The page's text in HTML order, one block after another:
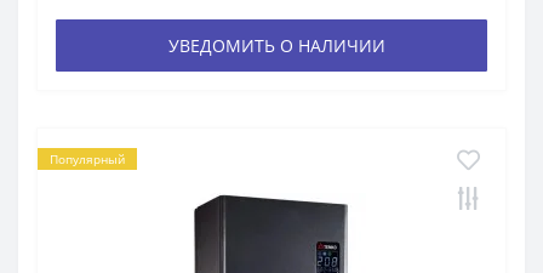
УВЕДОМИТЬ О НАЛИЧИИ
Популярный